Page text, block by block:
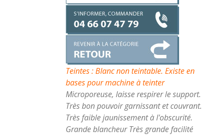
Teintes : Blanc non teintable. Existe en
bases pour machine à teinter
Microporeuse, laisse respirer le support.
Très bon pouvoir garnissant et couvrant.
Très faible jaunissement à l'obscurité.
Grande blancheur Très grande facilité